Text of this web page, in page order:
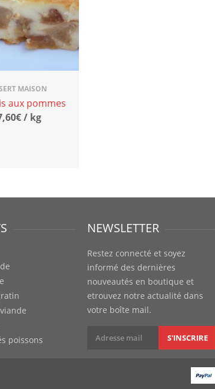
MAISON
aux pommes
/ kg
poissons
NEWSLETTER
Restez connecté et soyez
informé des dernières
nouveautés en boutique et
etrouvez notre actualité dans
votre boîte mail.
S'INSCRIRE